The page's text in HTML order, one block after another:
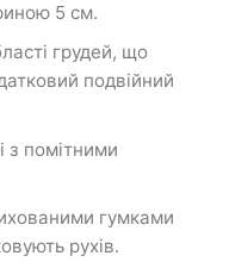
5 см.
грудей, що
подвійний
з помітними
гумками
рухів.